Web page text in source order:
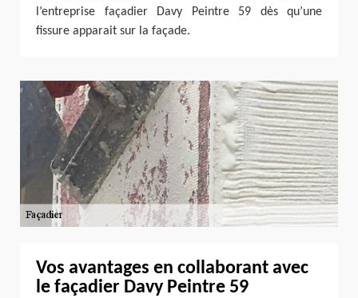
l’entreprise façadier Davy Peintre 59 dès qu’une
fissure apparait sur la façade.
Vos avantages en collaborant avec
le façadier Davy Peintre 59